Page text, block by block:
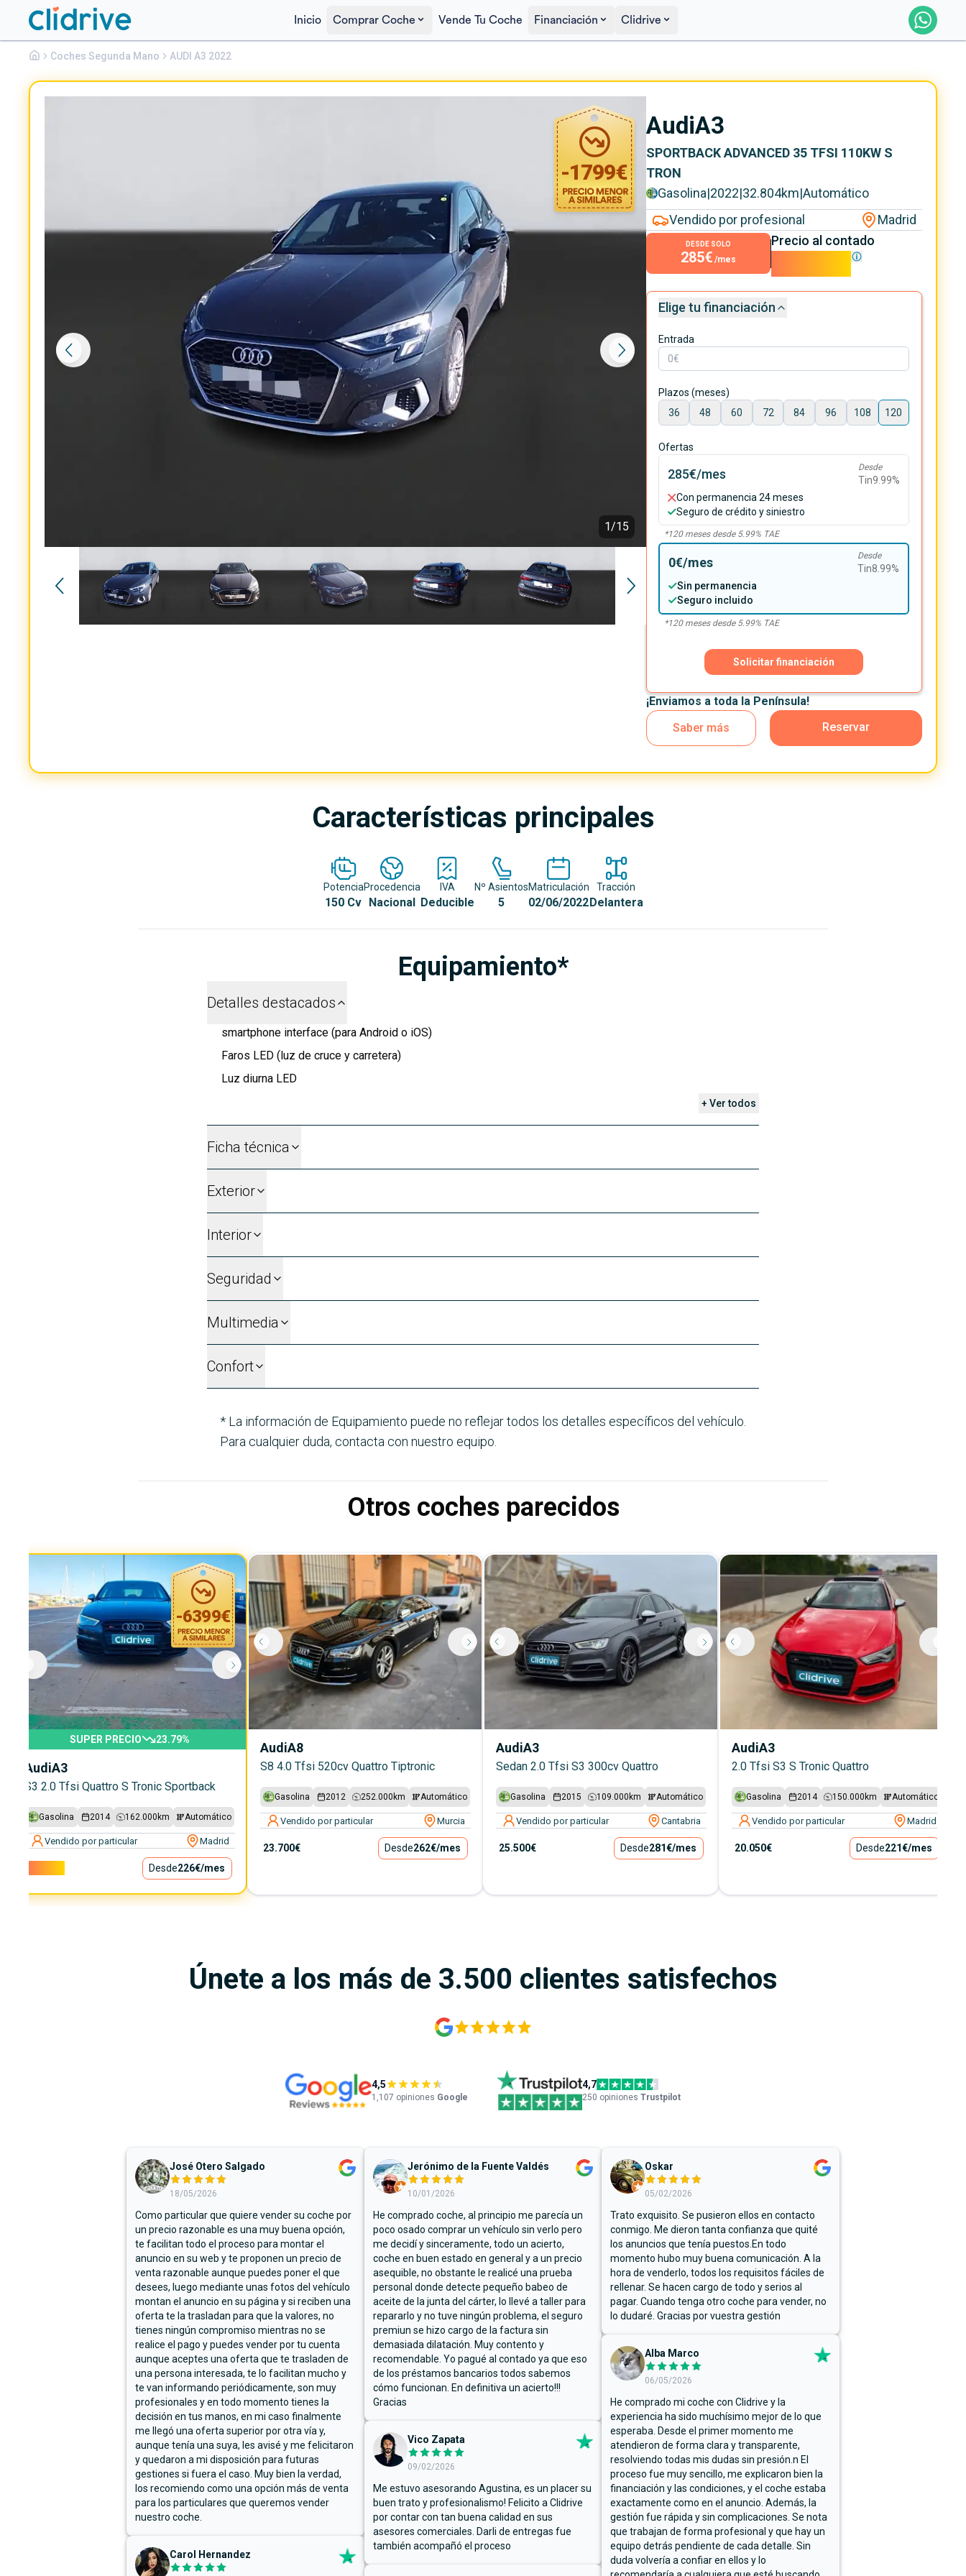
Inicio Comprar Coche Vende Tu Coche Financiación Clidrive
Coches Segunda Mano AUDI A3 2022
1/15
-1799€
AudiA3
SPORTBACK ADVANCED 35 TFSI 110KW S TRON
25.790€
AudiA3
SPORTBACK ADVANCED 35 TFSI 110KW S
TRON
Gasolina|2022|32.804km|Automático
Vendido por profesional
Madrid
DESDE SOLO
285€ /mes
Precio al contado
25.790€
Elige tu financiación
Entrada
Plazos (meses)
36
48 60 72 84 96 108 120
Ofertas
285€/mes Desde
Tin9.99%
Con permanencia 24 meses
Seguro de crédito y siniestro
*120meses desde 5.99% TAE
0€/mes Desde
Tin8.99%
Sin permanencia
Seguro incluido
*120meses desde 5.99% TAE
Solicitar financiación
¡Enviamos a toda la Península!
Saber más
Reservar
Características principales
Potencia
150 Cv
Procedencia
Nacional
IVA
Deducible
Nº Asientos
5
Matriculación
02/06/2022
Tracción
Delantera
Equipamiento*
Detalles destacados
smartphone interface (para Android o iOS)
Faros LED (luz de cruce y carretera)
Luz diurna LED
+ Ver todos
Ficha técnica
Exterior
Interior
Seguridad
Multimedia
Confort
* La información de Equipamiento puede no reflejar todos los detalles específicos del vehículo.
Para cualquier duda, contacta con nuestro equipo.
Otros coches parecidos
-6399€
SUPER PRECIO 23.79%
AudiA3
S3 2.0 Tfsi Quattro S Tronic Sportback
Gasolina 2014 162.000 km Automático
Vendido por particular Madrid
Desde226€/mes
AudiA8
S8 4.0 Tfsi 520cv Quattro Tiptronic
Gasolina 2012 252.000 km Automático
Vendido por particular Murcia
23.700€ Desde262€/mes
AudiA3
Sedan 2.0 Tfsi S3 300cv Quattro
Gasolina 2015 109.000 km Automático
Vendido por particular Cantabria
25.500€ Desde281€/mes
AudiA3
2.0 Tfsi S3 S Tronic Quattro
Gasolina 2014 150.000 km Automático
Vendido por particular Madrid
20.050€ Desde221€/mes
Únete a los más de 3.500 clientes satisfechos
4,5
1,107 opiniones Google
4,7
250 opiniones Trustpilot
José Otero Salgado
18/05/2026
Como particular que quiere vender su coche por
un precio razonable es una muy buena opción,
te facilitan todo el proceso para montar el
anuncio en su web y te proponen un precio de
venta razonable aunque puedes poner el que
desees, luego mediante unas fotos del vehículo
montan el anuncio en su página y si reciben una
oferta te la trasladan para que la valores, no
tienes ningún compromiso mientras no se
realice el pago y puedes vender por tu cuenta
aunque aceptes una oferta que te trasladen de
una persona interesada, te lo facilitan mucho y
te van informando periódicamente, son muy
profesionales y en todo momento tienes la
decisión en tus manos, en mi caso finalmente
me llegó una oferta superior por otra vía y,
aunque tenía una suya, les avisé y me felicitaron
y quedaron a mi disposición para futuras
gestiones si fuera el caso. Muy bien la verdad,
los recomiendo como una opción más de venta
para los particulares que queremos vender
nuestro coche.
Carol Hernandez
Jerónimo de la Fuente Valdés
10/01/2026
He comprado coche, al principio me parecía un
poco osado comprar un vehículo sin verlo pero
me decidí y sinceramente, todo un acierto,
coche en buen estado en general y a un precio
asequible, no obstante le realicé una prueba
personal donde detecte pequeño babeo de
aceite de la junta del cárter, lo llevé a taller para
repararlo y no tuve ningún problema, el seguro
premiun se hizo cargo de la factura sin
demasiada dilatación. Muy contento y
recomendable. Yo pagué al contado ya que eso
de los préstamos bancarios todos sabemos
cómo funcionan. En definitiva un acierto!!!
Gracias
Vico Zapata
09/02/2026
Me estuvo asesorando Agustina, es un placer su
buen trato y profesionalismo! Felicito a Clidrive
por contar con tan buena calidad en sus
asesores comerciales. Darli de entregas fue
también acompañó el proceso
Oskar
05/02/2026
Trato exquisito. Se pusieron ellos en contacto
conmigo. Me dieron tanta confianza que quité
los anuncios que tenía puestos.En todo
momento hubo muy buena comunicación. A la
hora de venderlo, todos los requisitos fáciles de
rellenar. Se hacen cargo de todo y serios al
pagar. Cuando tenga otro coche para vender, no
lo dudaré. Gracias por vuestra gestión
Alba Marco
06/05/2026
He comprado mi coche con Clidrive y la
experiencia ha sido muchísimo mejor de lo que
esperaba. Desde el primer momento me
atendieron de forma clara y transparente,
resolviendo todas mis dudas sin presión.n El
proceso fue muy sencillo, me explicaron bien la
financiación y las condiciones, y el coche estaba
exactamente como en el anuncio. Además, la
gestión fue rápida y sin complicaciones. Se nota
que trabajan de forma profesional y que hay un
equipo detrás pendiente de cada detalle. Sin
duda volvería a confiar en ellos y lo